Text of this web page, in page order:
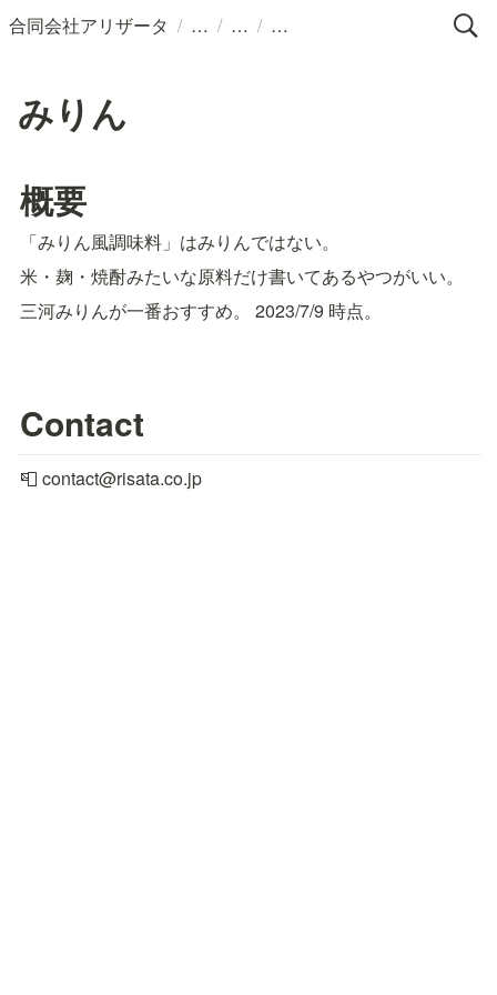
合同会社アリザータ / / /
みりん
概要
「みりん風調味料」はみりんではない。
米・麹・焼酎みたいな原料だけ書いてあるやつがいい。
三河みりんが一番おすすめ。 2023/7/9 時点。
Contact
📮 contact@risata.co.jp